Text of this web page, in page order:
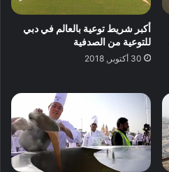
أكبر شريط توعية بالعالم في دبي
للتوعية من الصدفية
30 أكتوبر, 2018